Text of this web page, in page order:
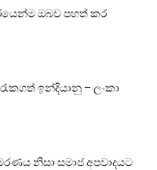
ඔබව පහත් කර
ඉන්දියානු – ලංකා
නිසා සමාජ අපවාදයට